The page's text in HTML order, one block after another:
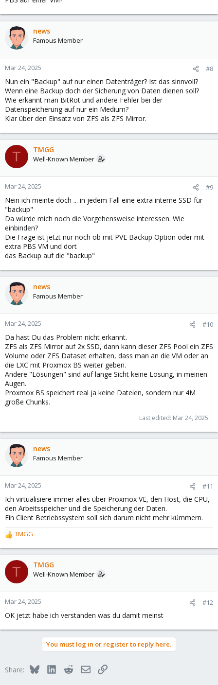
news
Famous Member
Mar 24, 2025 #8
Nun ein "Backup" auf nur einen Datenträger? Ist das sinnvoll?
Wenn eine Backup doch der Sicherung von Daten dienen soll?
Wie erkannt man BitRot und andere Fehler bei der
Datenspeicherung auf nur ein Medium?
Klar über den Einsatz von ZFS als ZFS Mirror.
T TMGG
Well-Known Member
Mar 24, 2025 #9
Nein ich meinte doch ... in jedem Fall eine extra interne SSD für
"backup"
Da würde mich noch die Vorgehensweise interessen. Wie
einbinden?
Die Frage ist jetzt nur noch ob mit PVE Backup Option oder mit
extra PBS VM und dort
das Backup auf die "backup"
news
Famous Member
Mar 24, 2025 #10
Da hast Du das Problem nicht erkannt.
ZFS als ZFS Mirror auf 2x SSD, dann kann dieser ZFS Pool ein ZFS
Volume oder ZFS Dataset erhalten, dass man an die VM oder an
die LXC mit Proxmox BS weiter geben.
Andere "Lösungen" sind auf lange Sicht keine Lösung, in meinen
Augen.
Proxmox BS speichert real ja keine Dateien, sondern nur 4M
große Chunks.
Last edited: Mar 24, 2025
news
Famous Member
Mar 24, 2025 #11
Ich virtualisiere immer alles über Proxmox VE, den Host, die CPU,
den Arbeitsspeicher und die Speicherung der Daten.
Ein Client Betriebssystem soll sich darum nicht mehr kümmern.
R
e
a
c
t
o
n
:
TMGG
T TMGG
Well-Known Member
Mar 24, 2025 #12
OK jetzt habe ich verstanden was du damit meinst
You must log in or register to reply here.
Share: BlueskyLinkedInRedditEmailLink